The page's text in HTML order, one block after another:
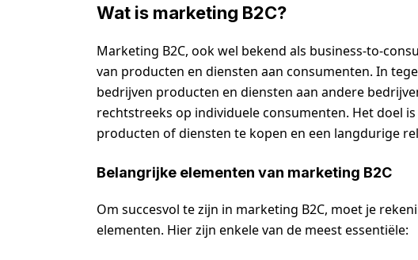
Wat is marketing B2C?
Marketing B2C, ook wel bekend als business-to-
van producten en diensten aan consumenten. In
bedrijven producten en diensten aan andere
rechtstreeks op individuele consumenten. Het doel
producten of diensten te kopen en een langdurige
Belangrijke elementen van marketing B2C
Om succesvol te zijn in marketing B2C, moet je
elementen. Hier zijn enkele van de meest essentiële: